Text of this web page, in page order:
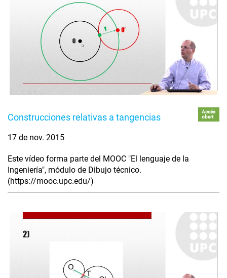
Construcciones relativas a tangencias
Accés
obert
17 de nov. 2015
Este vídeo forma parte del MOOC "El lenguaje de la
Ingeniería", módulo de Dibujo técnico.
(https://mooc.upc.edu/)